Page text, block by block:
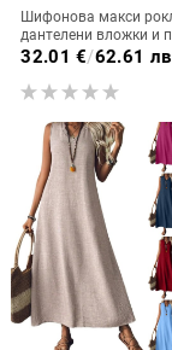
Шифонова макси
дантелени вложки и
детайл, А-образна
кръгло деколте,
32.01 €/62.61 лв